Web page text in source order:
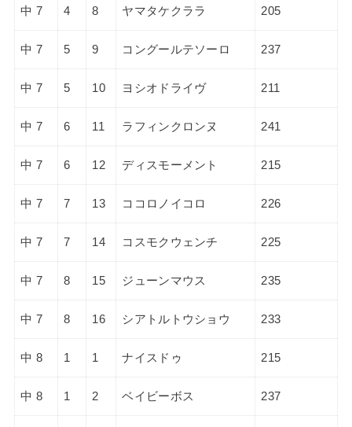
中 7 4 8 ヤマタケクララ 205
中 7 5 9 コングールテソーロ 237
中 7 5 10 ヨシオドライヴ 211
中 7 6 11 ラフィンクロンヌ 241
中 7 6 12 ディスモーメント 215
中 7 7 13 ココロノイコロ 226
中 7 7 14 コスモクウェンチ 225
中 7 8 15 ジューンマウス 235
中 7 8 16 シアトルトウショウ 233
中 8 1 1 ナイスドゥ 215
中 8 1 2 ベイビーボス 237